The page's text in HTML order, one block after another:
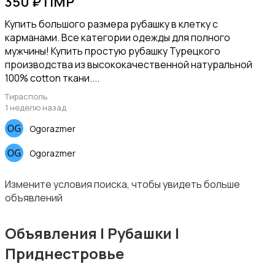
Обувь
Домашняя одежда
Купить большого размера рубашку в клетку с
карманами. Все категории одежды для полного
мужчины! Купить простую рубашку Турецкого
производства из высококачественной натуральной
100% cotton ткани....
Тирасполь
1 неделю назад
Ogorazmer
Ogorazmer
Измените условия поиска, чтобы увидеть больше
объявлений
Объявления | Рубашки |
Приднестровье